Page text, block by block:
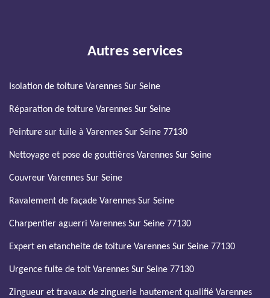
Autres services
Isolation de toiture Varennes Sur Seine
Réparation de toiture Varennes Sur Seine
Peinture sur tuile à Varennes Sur Seine 77130
Nettoyage et pose de gouttières Varennes Sur Seine
Couvreur Varennes Sur Seine
Ravalement de façade Varennes Sur Seine
Charpentier aguerri Varennes Sur Seine 77130
Expert en etancheite de toiture Varennes Sur Seine 77130
Urgence fuite de toit Varennes Sur Seine 77130
Zingueur et travaux de zinguerie hautement qualifié Varennes